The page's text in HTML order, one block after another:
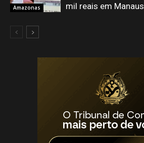
Amazonas
mil reais em Manaus